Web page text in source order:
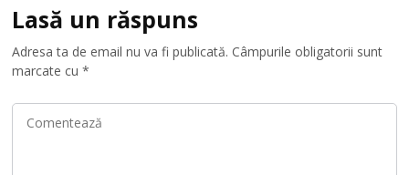
Lasă un răspuns
Adresa ta de email nu va fi publicată. Câmpurile obligatorii sunt
marcate cu*